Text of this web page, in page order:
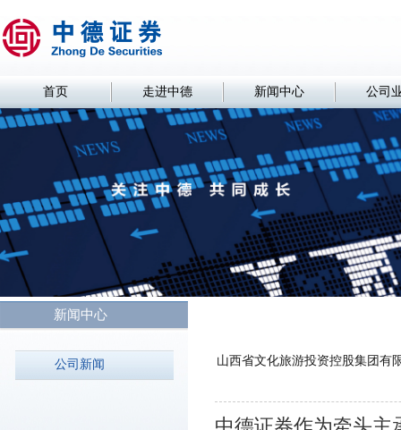
首页 走进中德 新闻中心 公司
新闻中心
公司新闻 山西省文化旅游投资控股集团有